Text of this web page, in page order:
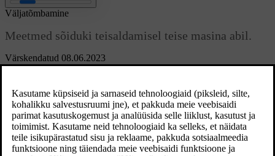
Värskendatud 08.06.2023
Väljatõmbamine
Meetmed sõiduki teisaldamisel teise masina abil.
Väljatõmbamiseks tuleb kasutada vastavat teenust pakkuva firma
Puksiiraasa abil võib auto ka platvormiga puksiirsõidukile tõmmata.
Auto asendist ja kliirensist sõltub, kas see on võimalik. Kui
puksiirauto ramp on liiga järsk või auto kliirens on ebasobiv, võib
auto puksiiraasaga tõmbamisel kahjustuda. Vajadusel kasutage auto
ülestõstmiseks puksiirauto tõsteseadet.